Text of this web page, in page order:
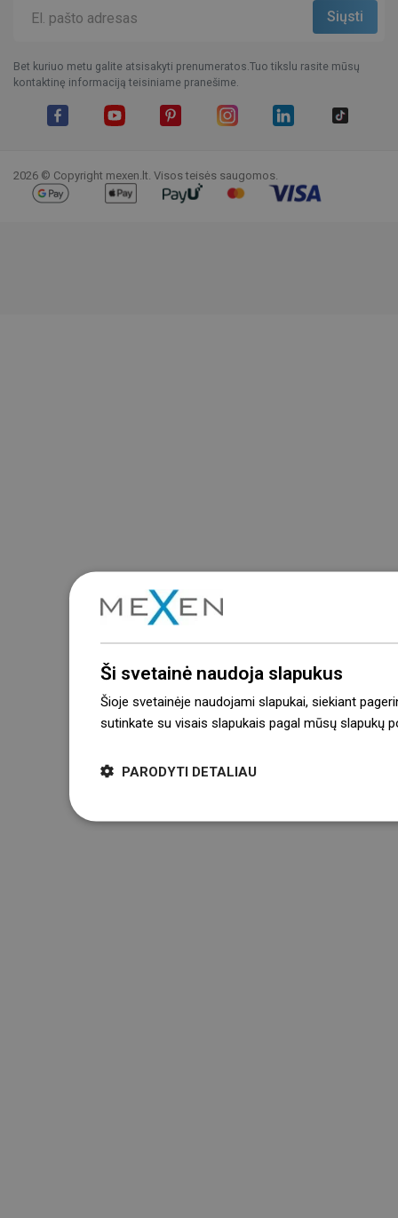
Bet kuriuo metu galite atsisakyti prenumeratos.Tuo tikslu rasite mūsų
kontaktinę informaciją teisiniame pranešime.
2026 © Copyright mexen.lt. Visos teisės saugomos.
Ši svetainė naudoja slapukus
Šioje svetainėje naudojami slapukai, siekiant
sutinkate su visais slapukais pagal mūsų slapukų
PARODYTI DETALIAU